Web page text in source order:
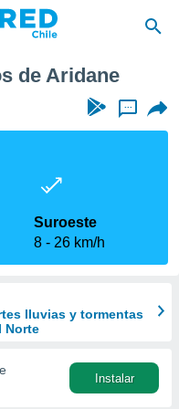
de Aridane
...
Suroeste
8
26 km/h
lluvias y tormentas
Norte
Instalar